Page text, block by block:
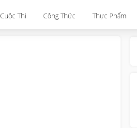
Cuộc Thi Công Thức Thực Phẩm